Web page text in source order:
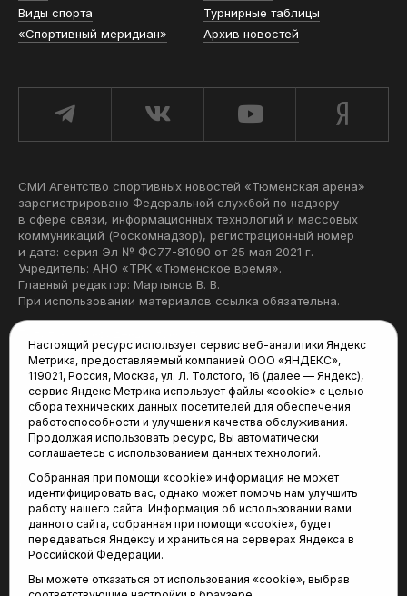
Виды спорта
Турнирные таблицы
«Спортивный меридиан»
Архив новостей
СМИ Агентство спортивных новостей «Тюменская арена»
зарегистрировано Федеральной службой по надзору
в сфере связи, информационных технологий и массовых
коммуникаций (Роскомнадзор), регистрационный номер
и дата: серия Эл № ФС77-81090 от 25 мая 2021 г.
Учредитель: АНО «ТРК «Тюменское время».
Главный редактор: Мартынов В. В.
При использовании материалов ссылка обязательна.
Редакция:
625035, Тюмень, пр. Геологоразведчиков, 28А
(3452) 68-22-28
tum-arena@mail.ru
Отдел продаж:
(3452) 68-89-78
kotovaev@sibinformburo.ru
Настоящий ресурс использует сервис веб-аналитики Яндекс
Метрика, предоставляемый компанией ООО «ЯНДЕКС»,
119021, Россия, Москва, ул. Л. Толстого, 16 (далее — Яндекс),
сервис Яндекс Метрика использует файлы «cookie» с целью
сбора технических данных посетителей для обеспечения
работоспособности и улучшения качества обслуживания.
Продолжая использовать ресурс, Вы автоматически
соглашаетесь с использованием данных технологий.
Собранная при помощи «cookie» информация не может
идентифицировать вас, однако может помочь нам улучшить
работу нашего сайта. Информация об использовании вами
данного сайта, собранная при помощи «cookie», будет
передаваться Яндексу и храниться на серверах Яндекса в
Российской Федерации.
Вы можете отказаться от использования «cookie», выбрав